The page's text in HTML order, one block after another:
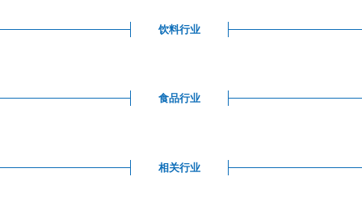
饮料行业
食品行业
相关行业